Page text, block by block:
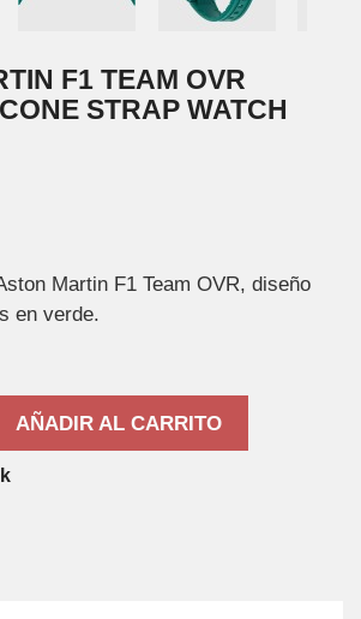
F1 TEAM OVR
STRAP WATCH
Martin F1 Team OVR, diseño
en verde.
AÑADIR AL CARRITO